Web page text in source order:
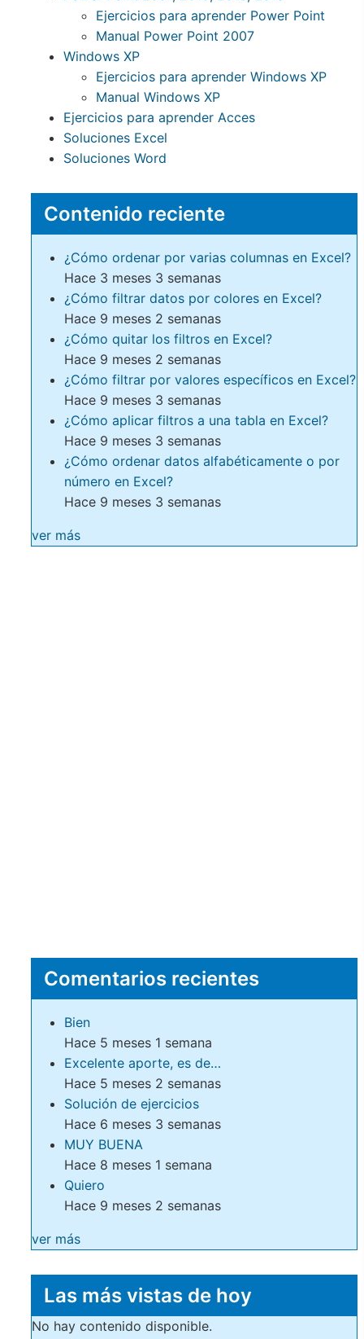
Ejercicios para aprender Power Point
Manual Power Point 2007
Windows XP
Ejercicios para aprender Windows XP
Manual Windows XP
Ejercicios para aprender Acces
Soluciones Excel
Soluciones Word
Contenido reciente
¿Cómo ordenar por varias columnas en Excel?
Hace 3 meses 3 semanas
¿Cómo filtrar datos por colores en Excel?
Hace 9 meses 2 semanas
¿Cómo quitar los filtros en Excel?
Hace 9 meses 2 semanas
¿Cómo filtrar por valores específicos en Excel?
Hace 9 meses 3 semanas
¿Cómo aplicar filtros a una tabla en Excel?
Hace 9 meses 3 semanas
¿Cómo ordenar datos alfabéticamente o por
número en Excel?
Hace 9 meses 3 semanas
ver más
Comentarios recientes
Bien
Hace 5 meses 1 semana
Excelente aporte, es de…
Hace 5 meses 2 semanas
Solución de ejercicios
Hace 6 meses 3 semanas
MUY BUENA
Hace 8 meses 1 semana
Quiero
Hace 9 meses 2 semanas
ver más
Las más vistas de hoy
No hay contenido disponible.